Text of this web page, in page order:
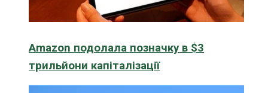
Amazon подолала позначку в $3
трильйони капіталізації